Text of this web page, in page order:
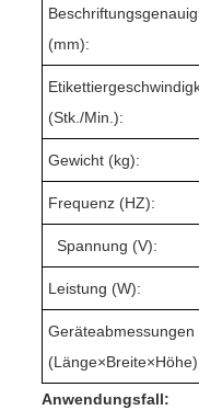
(mm):
(Stk./Min.):
Gewicht (kg):
Frequenz (HZ):
Spannung (V):
Leistung (W):
Geräteabmessungen
(Länge×Breite×
Anwendungsfall: